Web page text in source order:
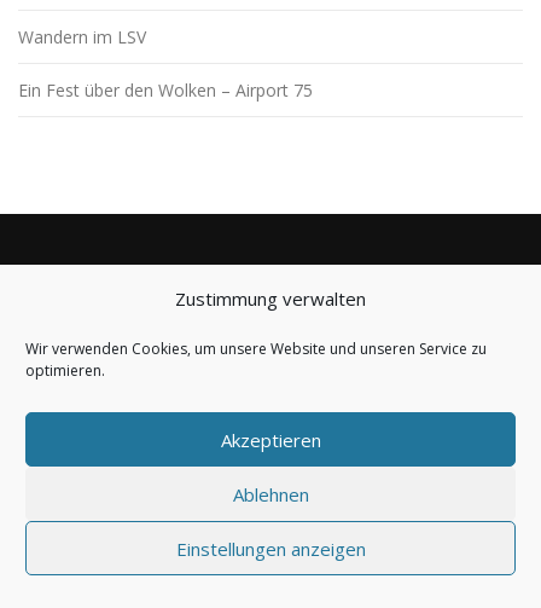
Zustimmung verwalten
Wir verwenden Cookies, um unsere Website und unseren Service zu
optimieren.
Akzeptieren
Ablehnen
Einstellungen anzeigen
Wandern im LSV
Ein Fest über den Wolken – Airport 75
BLEIBE AUF DEM LAUFENDEN
Copyright © 2019-2026 LSV Seligenstadt Zellhausen e.V.
powered byMarc Friedrich IT